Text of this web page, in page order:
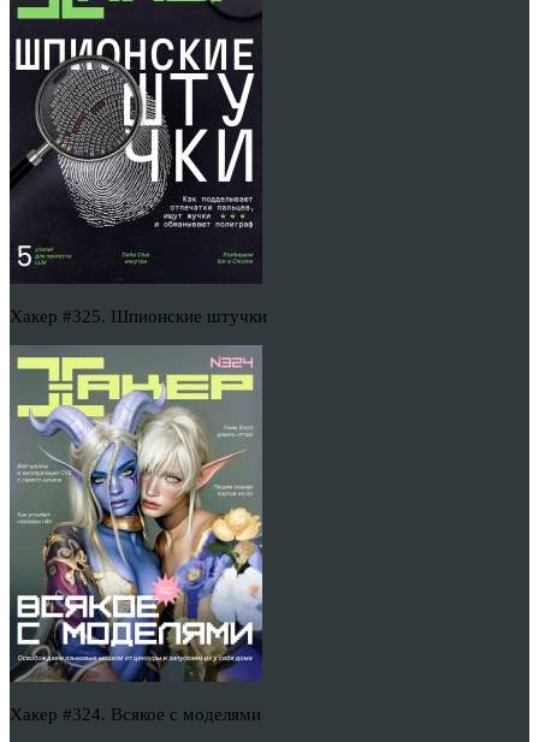
Хакер #325. Шпионские штучки
Хакер #324. Всякое с моделями